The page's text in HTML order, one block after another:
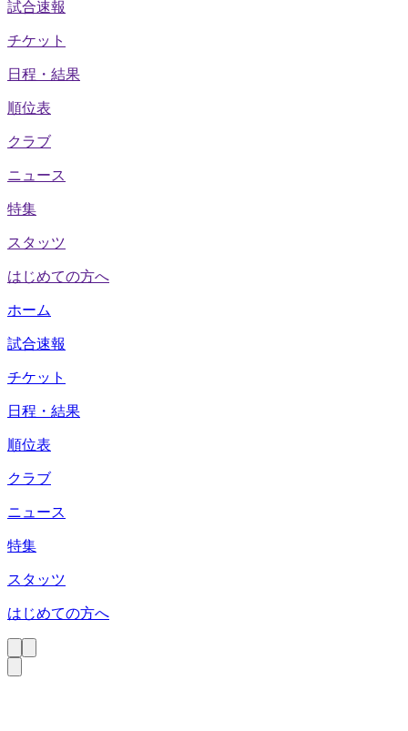
試合速報
チケット
日程・結果
順位表
クラブ
ニュース
特集
スタッツ
はじめての方へ
ホーム
試合速報
チケット
日程・結果
順位表
クラブ
ニュース
特集
スタッツ
はじめての方へ